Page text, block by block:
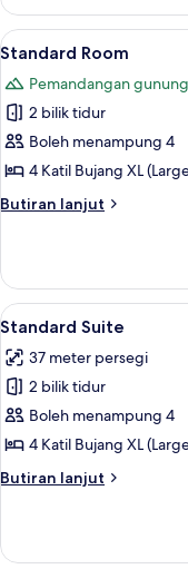
Apartment
Lihat
semua
foto
untuk
Standard
Room
4
Standard Room
Pemandangan gunung
2 bilik tidur
Boleh menampung 4
4 Katil Bujang XL
Butiran lanjut
Butiran
Room
Lihat
semua
foto
untuk
Standard
Suite
4
Standard Suite
37 meter persegi
2 bilik tidur
Boleh menampung 4
4 Katil Bujang XL
Butiran lanjut
Butiran
Suite